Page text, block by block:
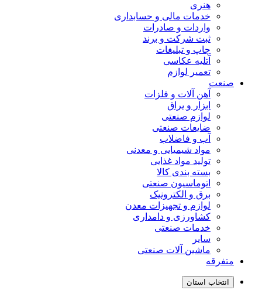
هنری
خدمات مالی و حسابداری
واردات و صادرات
ثبت شرکت و برند
چاپ و تبلیغات
آتلیه عکاسی
تعمیر لوازم
صنعت
آهن آلات و فلزات
ابزار و یراق
لوازم صنعتی
ضایعات صنعتی
آب و فاضلاب
مواد شیمیایی و معدنی
تولید مواد غذایی
بسته بندی کالا
اتوماسیون صنعتی
برق و الکترونیک
لوازم و تجهیزات معدن
کشاورزی و دامداری
خدمات صنعتی
سایر
ماشین آلات صنعتی
متفرقه
انتخاب استان